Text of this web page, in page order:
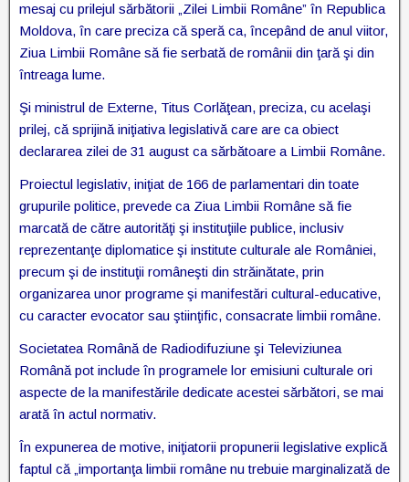
mesaj cu prilejul sărbătorii „Zilei Limbii Române” în Republica
Moldova, în care preciza că speră ca, începând de anul viitor,
Ziua Limbii Române să fie serbată de românii din ţară şi din
întreaga lume.
Şi ministrul de Externe, Titus Corlăţean, preciza, cu acelaşi
prilej, că sprijină iniţiativa legislativă care are ca obiect
declararea zilei de 31 august ca sărbătoare a Limbii Române.
Proiectul legislativ, iniţiat de 166 de parlamentari din toate
grupurile politice, prevede ca Ziua Limbii Române să fie
marcată de către autorităţi şi instituţiile publice, inclusiv
reprezentanţe diplomatice şi institute culturale ale României,
precum şi de instituţii româneşti din străinătate, prin
organizarea unor programe şi manifestări cultural-educative,
cu caracter evocator sau ştiinţific, consacrate limbii române.
Societatea Română de Radiodifuziune şi Televiziunea
Română pot include în programele lor emisiuni culturale ori
aspecte de la manifestările dedicate acestei sărbători, se mai
arată în actul normativ.
În expunerea de motive, iniţiatorii propunerii legislative explică
faptul că „importanţa limbii române nu trebuie marginalizată de